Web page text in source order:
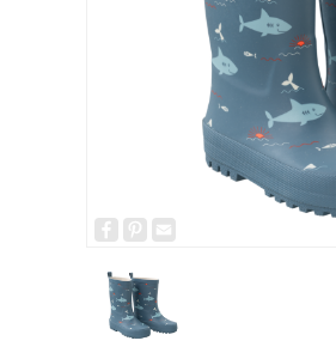
Facebook
Pinterest